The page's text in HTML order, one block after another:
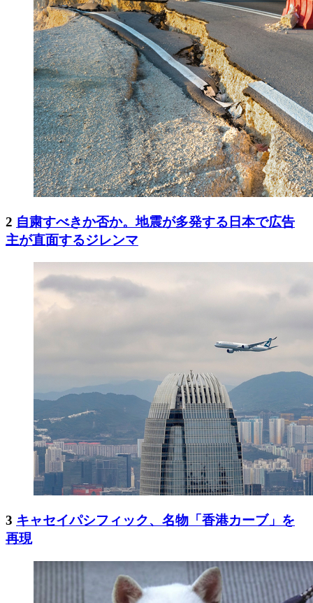
2 自粛すべきか否か。地震が多発する日本で広告
主が直面するジレンマ
3 キャセイパシフィック、名物「香港カーブ」を
再現